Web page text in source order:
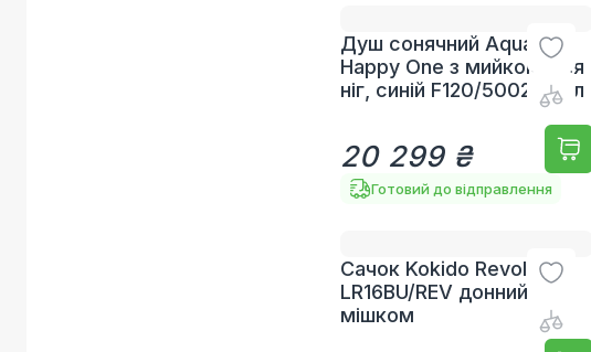
Душ сонячний Aquaviva
Happy One з мийкою для
ніг, синій F120/5002, 23 л
20 299 ₴
Готовий до відправлення
Сачок Kokido Revolution
LR16BU/REV донний з
мішком